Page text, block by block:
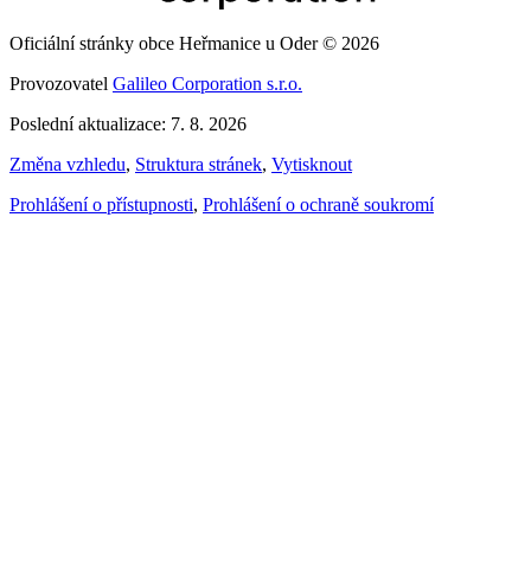
Oficiální stránky obce Heřmanice u Oder © 2026
Provozovatel Galileo Corporation s.r.o.
Poslední aktualizace: 7. 8. 2026
Změna vzhledu, Struktura stránek, Vytisknout
Prohlášení o přístupnosti, Prohlášení o ochraně soukromí